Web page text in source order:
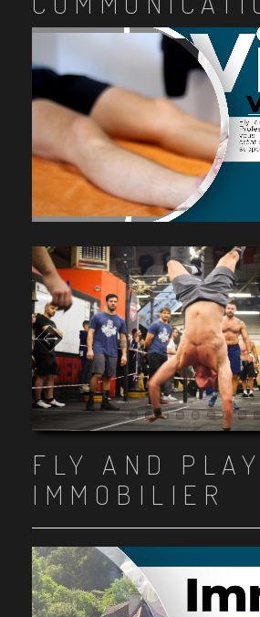
Item 1
Item 2
Item 3
Item 4
Item 5
Item
FLY AND PLAY
IMMOBILIER